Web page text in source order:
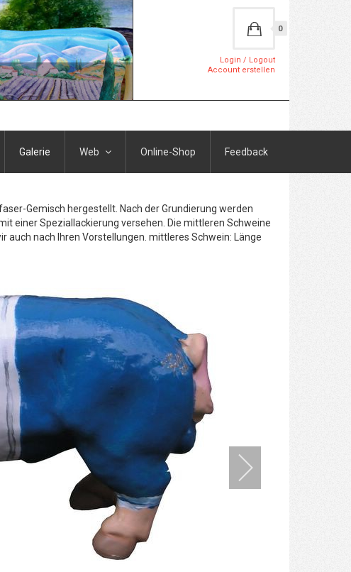
0
Login / Logout
Account erstellen
Galerie Web Online-Shop Feedback
Gemisch hergestellt. Nach der Grundierung werden
einer Speziallackierung versehen. Die mittleren Schweine
nach Ihren Vorstellungen. mittleres Schwein: Länge